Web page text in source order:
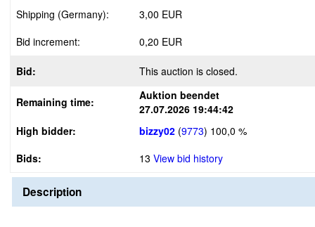
Shipping (Germany):
3,00 EUR
Bid increment:
0,20 EUR
Bid: This auction is closed.
Remaining time:
Auktion beendet
27.07.2026 19:44:42
High bidder:
bizzy02 (9773) 100,0 %
Bids:
13 View bid history
Description